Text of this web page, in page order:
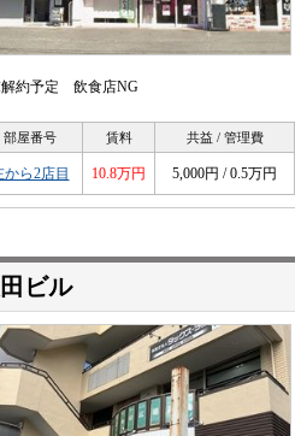
解約予定 飲食店NG
部屋番号 賃料 共益 / 管理費
から2店目 10.8万円 5,000円 / 0.5万円
ビル